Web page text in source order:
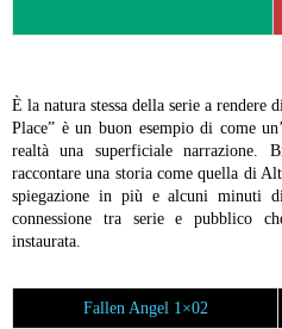
È la natura stessa della serie a
Place” è un buon esempio di come
realtà una superficiale narrazione.
raccontare una storia come quella di
spiegazione in più e alcuni minuti
connessione tra serie e pubblico
instaurata.
Fallen Angel 1×02